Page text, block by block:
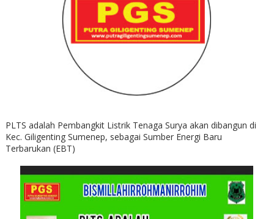
PLTS adalah Pembangkit Listrik Tenaga Surya akan dibangun di
Kec. Giligenting Sumenep, sebagai Sumber Energi Baru
Terbarukan (EBT)